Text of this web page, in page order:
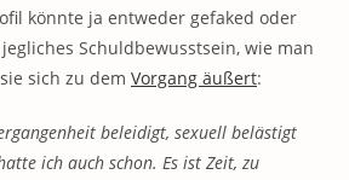
könnte ja entweder gefaked oder
Schuldbewusstsein, wie man
sich zu dem Vorgang äußert:
beleidigt, sexuell belästigt
ich auch schon. Es ist Zeit, zu